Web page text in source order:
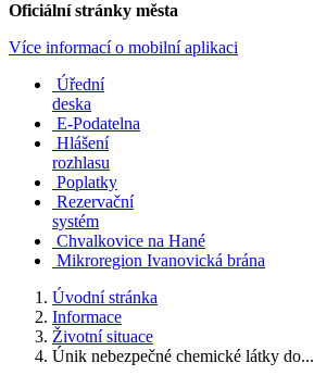
Oficiální stránky města
Více informací o mobilní aplikaci
Úřední
deska
E-Podatelna
Hlášení
rozhlasu
Poplatky
Rezervační
systém
Chvalkovice na Hané
Mikroregion Ivanovická brána
Úvodní stránka
Informace
Životní situace
Únik nebezpečné chemické látky do...